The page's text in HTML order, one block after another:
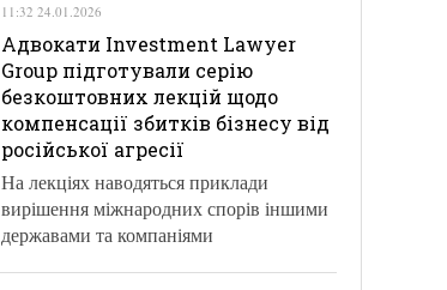
11:32 24.01.2026
Адвокати Investment Lawyer
Group підготували серію
безкоштовних лекцій щодо
компенсації збитків бізнесу від
російської агресії
На лекціях наводяться приклади
вирішення міжнародних спорів іншими
державами та компаніями